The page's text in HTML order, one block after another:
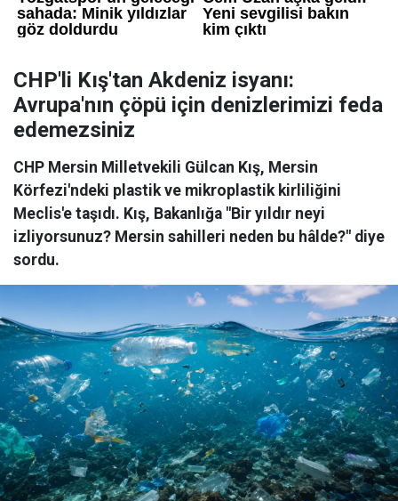
CHP'li Kış'tan Akdeniz isyanı:
Avrupa'nın çöpü için denizlerimizi feda
edemezsiniz
CHP Mersin Milletvekili Gülcan Kış, Mersin
Körfezi'ndeki plastik ve mikroplastik kirliliğini
Meclis'e taşıdı. Kış, Bakanlığa "Bir yıldır neyi
izliyorsunuz? Mersin sahilleri neden bu hâlde?" diye
sordu.